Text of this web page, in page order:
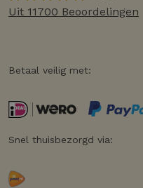
Uit 11700 Beoordelingen
Betaal veilig met:
Snel thuisbezorgd via: